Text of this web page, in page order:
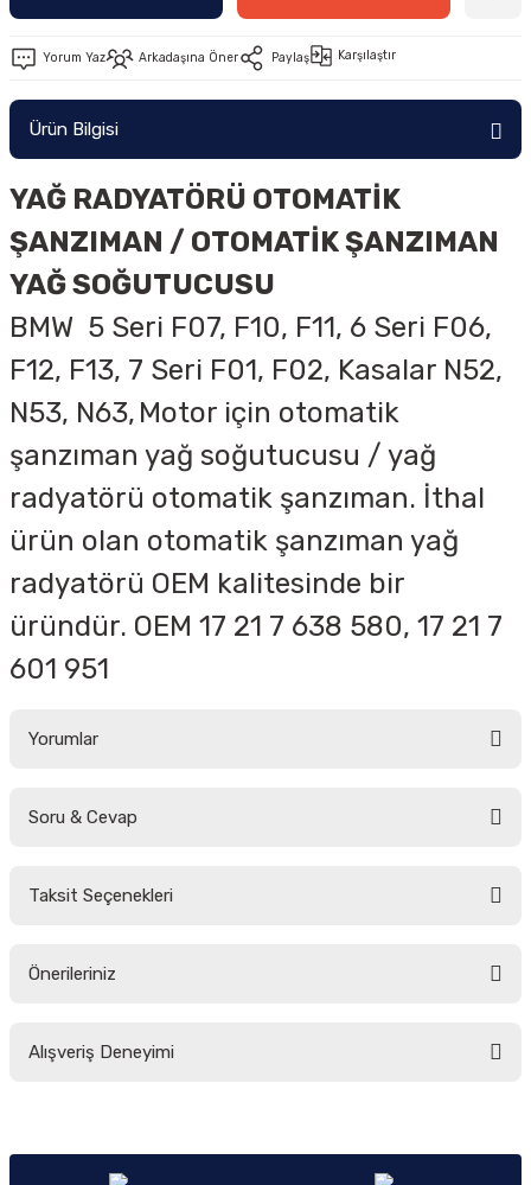
Yorum Yaz Arkadaşına Öner Paylaş Karşılaştır
Ürün Bilgisi
YAĞ RADYATÖRÜ OTOMATİK
ŞANZIMAN / OTOMATİK ŞANZIMAN
YAĞ SOĞUTUCUSU
BMW 5 Seri F07, F10, F11, 6 Seri F06,
F12, F13, 7 Seri F01, F02, Kasalar N52,
N53, N63, Motor için otomatik
şanzıman yağ soğutucusu / yağ
radyatörü otomatik şanzıman. İthal
ürün olan otomatik şanzıman yağ
radyatörü OEM kalitesinde bir
üründür. OEM 17 21 7 638 580, 17 21 7
601 951
Yorumlar
Soru & Cevap
Taksit Seçenekleri
Önerileriniz
yetersiz gördüğünüz noktaları öneri formunu kullanarak tarafımıza
Alışveriş Deneyimi
Sitemize ilk yorumu siz yapın!